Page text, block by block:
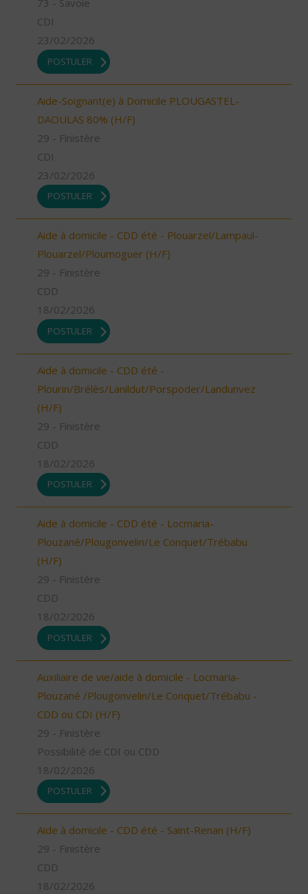
73 - Savoie
CDI
23/02/2026
POSTULER
Aide-Soignant(e) à Domicile PLOUGASTEL-
DAOULAS 80% (H/F)
29 - Finistère
CDI
23/02/2026
POSTULER
Aide à domicile - CDD été - Plouarzel/Lampaul-
Plouarzel/Ploumoguer (H/F)
29 - Finistère
CDD
18/02/2026
POSTULER
Aide à domicile - CDD été -
Plourin/Brélès/Lanildut/Porspoder/Landunvez
(H/F)
29 - Finistère
CDD
18/02/2026
POSTULER
Aide à domicile - CDD été - Locmaria-
Plouzané/Plougonvelin/Le Conquet/Trébabu
(H/F)
29 - Finistère
CDD
18/02/2026
POSTULER
Auxiliaire de vie/aide à domicile - Locmaria-
Plouzané /Plougonvelin/Le Conquet/Trébabu -
CDD ou CDI (H/F)
29 - Finistère
Possibilité de CDI ou CDD
18/02/2026
POSTULER
Aide à domicile - CDD été - Saint-Renan (H/F)
29 - Finistère
CDD
18/02/2026